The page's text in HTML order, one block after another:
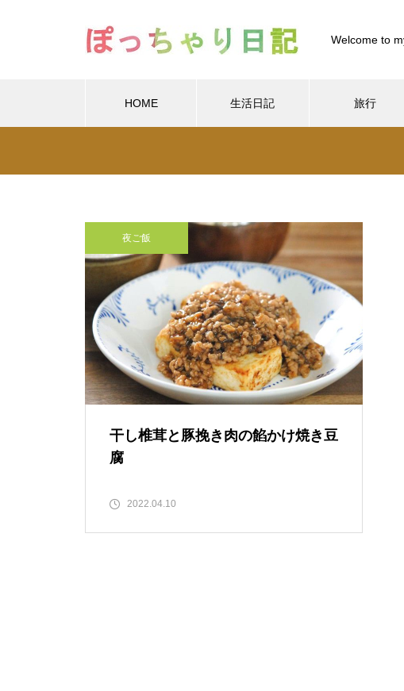
Welcome to
HOME 生活日記 旅行
content/themes/muum_tcd085/functions/menu.php
夜ご飯
干し椎茸と豚挽き肉の餡かけ焼き豆
腐
2022.04.10